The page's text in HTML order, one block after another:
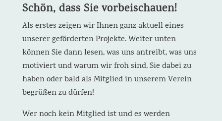
Schön, dass Sie vorbeischauen!
Als erstes zeigen wir Ihnen ganz aktuell eines
unserer geförderten Projekte. Weiter unten
können Sie dann lesen, was uns antreibt, was uns
motiviert und warum wir froh sind, Sie dabei zu
haben oder bald als Mitglied in unserem Verein
begrüßen zu dürfen!
Wer noch kein Mitglied ist und es werden